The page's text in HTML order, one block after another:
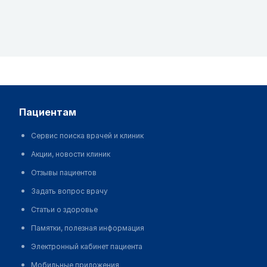
пациентам
Сервис поиска врачей и клиник
Акции, новости клиник
Отзывы пациентов
Задать вопрос врачу
Статьи о здоровье
Памятки, полезная информация
Электронный кабинет пациента
Мобильные приложения